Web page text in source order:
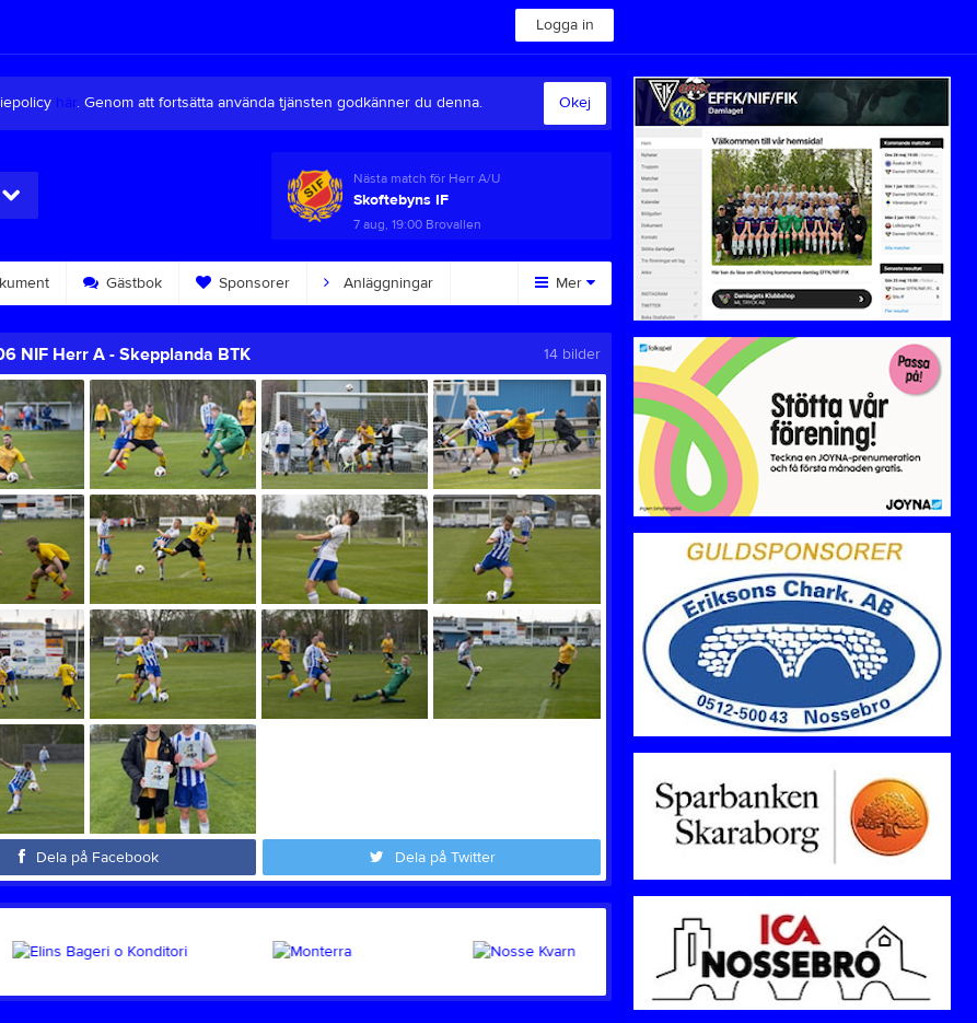
Logga in
här. Genom att fortsätta använda tjänsten godkänner du denna. Okej
Nästa match för Herr A/U
Skoftebyns IF
7 aug, 19:00 Brovallen
Gästbok Sponsorer Anläggningar Mer
Huvudmeny
Arkiv
Blodgivning
Föreningsemblem
Föreningskläder
Kiosk
Lotter & Spel
Medlemsavgifter
Bli medlem
Länkar
NIF-NYTT
Om Nossebro IF
Sociala medier
Styrelsen
Swish
Årets NIF:are
Sparbanksvallen
EFFK/NIF/FIK Dam
NIF Herr A - Skepplanda BTK 14 bilder
Dela på Facebook Dela på Twitter